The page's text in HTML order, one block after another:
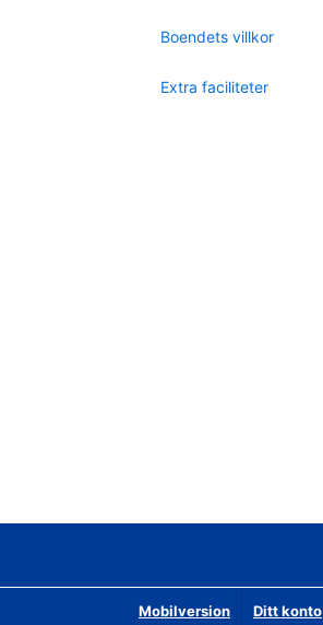
Boendets villkor
Extra faciliteter
Mobilversion Ditt konto